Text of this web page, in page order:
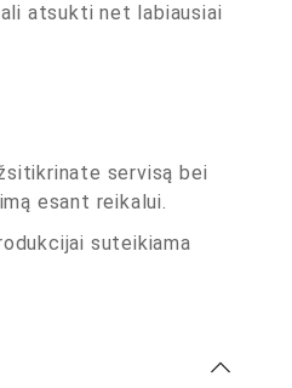
atsukti net labiausiai
servisą bei
esant reikalui.
suteikiama